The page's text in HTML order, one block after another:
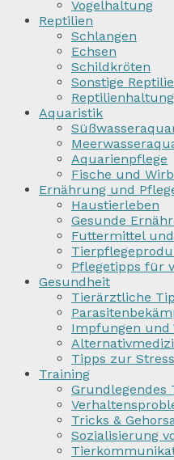
Vogelhaltung
Reptilien
Schlangen
Echsen
Schildkröten
Sonstige
Reptilienhaltung
Aquaristik
Aquarienpflege
Fische und
Ernährung und
Haustierleben
Gesunde
Futtermittel
Pflegetipps für
Gesundheit
Tierärztliche
Impfungen und
Tipps zur
Training
Grundlegendes
Tricks &
Sozialisierung